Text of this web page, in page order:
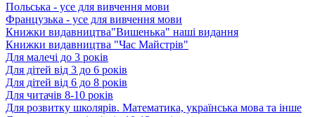
Польська - усе для вивчення мови
Французька - усе для вивчення мови
Книжки видавництва"Вишенька" наші видання
Книжки видавництва "Час Майстрів"
Для малечі до 3 років
Для дітей від 3 до 6 років
Для дітей від 6 до 8 років
Для читачів 8-10 років
Для розвитку школярів. Математика, українська мова та інше